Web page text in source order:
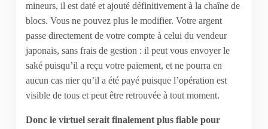
mineurs, il est daté et ajouté définitivement à la chaîne de
blocs. Vous ne pouvez plus le modifier. Votre argent
passe directement de votre compte à celui du vendeur
japonais, sans frais de gestion : il peut vous envoyer le
saké puisqu’il a reçu votre paiement, et ne pourra en
aucun cas nier qu’il a été payé puisque l’opération est
visible de tous et peut être retrouvée à tout moment.
Donc le virtuel serait finalement plus fiable pour